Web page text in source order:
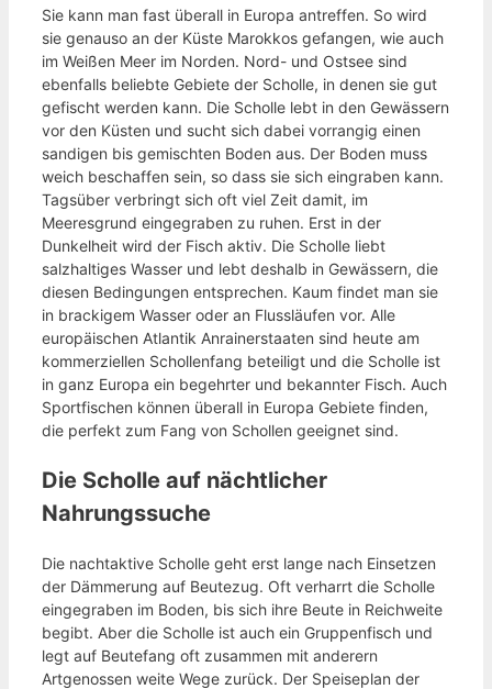
Sie kann man fast überall in Europa antreffen. So wird
sie genauso an der Küste Marokkos gefangen, wie auch
im Weißen Meer im Norden. Nord- und Ostsee sind
ebenfalls beliebte Gebiete der Scholle, in denen sie gut
gefischt werden kann. Die Scholle lebt in den Gewässern
vor den Küsten und sucht sich dabei vorrangig einen
sandigen bis gemischten Boden aus. Der Boden muss
weich beschaffen sein, so dass sie sich eingraben kann.
Tagsüber verbringt sich oft viel Zeit damit, im
Meeresgrund eingegraben zu ruhen. Erst in der
Dunkelheit wird der Fisch aktiv. Die Scholle liebt
salzhaltiges Wasser und lebt deshalb in Gewässern, die
diesen Bedingungen entsprechen. Kaum findet man sie
in brackigem Wasser oder an Flussläufen vor. Alle
europäischen Atlantik Anrainerstaaten sind heute am
kommerziellen Schollenfang beteiligt und die Scholle ist
in ganz Europa ein begehrter und bekannter Fisch. Auch
Sportfischen können überall in Europa Gebiete finden,
die perfekt zum Fang von Schollen geeignet sind.
Die Scholle auf nächtlicher
Nahrungssuche
Die nachtaktive Scholle geht erst lange nach Einsetzen
der Dämmerung auf Beutezug. Oft verharrt die Scholle
eingegraben im Boden, bis sich ihre Beute in Reichweite
begibt. Aber die Scholle ist auch ein Gruppenfisch und
legt auf Beutefang oft zusammen mit anderern
Artgenossen weite Wege zurück. Der Speiseplan der